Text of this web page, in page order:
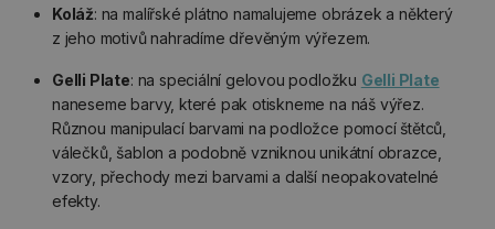
Koláž: na malířské plátno namalujeme obrázek a některý
z jeho motivů nahradíme dřevěným výřezem.
Gelli Plate: na speciální gelovou podložku Gelli Plate
naneseme barvy, které pak otiskneme na náš výřez.
Různou manipulací barvami na podložce pomocí štětců,
válečků, šablon a podobně vzniknou unikátní obrazce,
vzory, přechody mezi barvami a další neopakovatelné
efekty.